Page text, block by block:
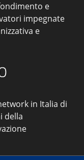
e
impegnate
e
in Italia di
della